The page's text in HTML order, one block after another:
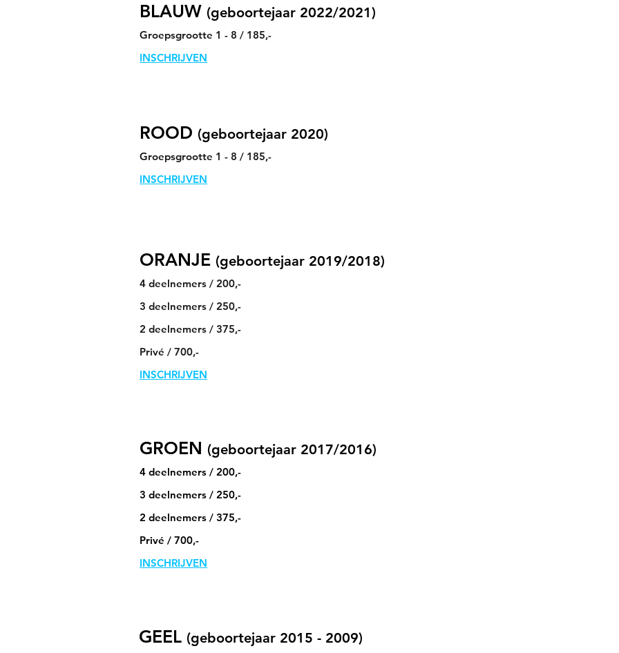
BLAUW (geboortejaar 2022/2021)
Groepsgrootte 1 - 8 / 185,-
INSCHRIJVEN
ROOD (geboortejaar 2020)
Groepsgrootte 1 - 8 / 185,-
INSCHRIJVEN
ORANJE (geboortejaar 2019/2018)
4 deelnemers / 200,-
3 deelnemers / 250,-
2 deelnemers / 375,-
Privé / 700,-
INSCHRIJVEN
GROEN (geboortejaar 2017/2016)
4 deelnemers / 200,-
3 deelnemers / 250,-
2 deelnemers / 375,-
Privé / 700,-
INSCHRIJVEN
GEEL (geboortejaar 2015 - 2009)